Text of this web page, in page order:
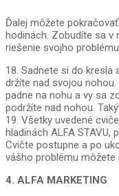
Ďalej môžete
hodinách. Zobudíte sa v
riešenie svojho
18. Sadnete si do kresla
držíte nad svojou
padne na nohu a vy sa
podržíte nad nohou.
19. Všetky uvedené
hladinách ALFA STAVU,
Cvičte postupne a po
vášho problému môžete
4. ALFA MARKETING